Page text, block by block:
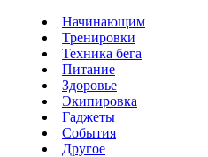
Начинающим
Тренировки
Техника бега
Питание
Здоровье
Экипировка
Гаджеты
События
Другое